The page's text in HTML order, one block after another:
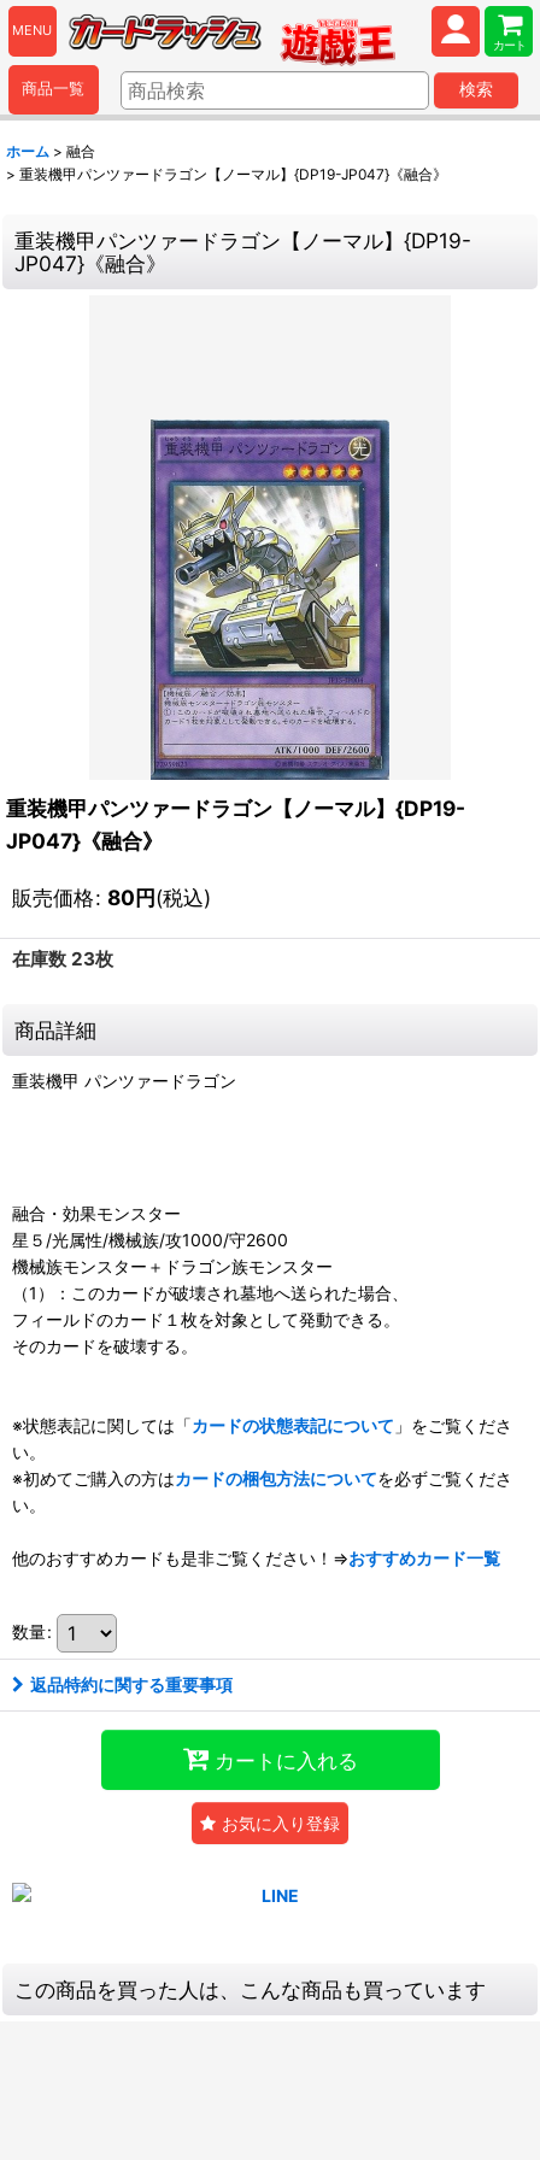
MENU
カート
商品一覧 検索
ホーム > 融合
> 重装機甲パンツァードラゴン【ノーマル】{DP19-JP047}《融合》
重装機甲パンツァードラゴン【ノーマル】{DP19-
JP047}《融合》
重装機甲パンツァードラゴン【ノーマル】{DP19-
JP047}《融合》
販売価格: 80円(税込)
在庫数 23枚
商品詳細
重装機甲 パンツァードラゴン
融合・効果モンスター
星５/光属性/機械族/攻1000/守2600
機械族モンスター＋ドラゴン族モンスター
（1）：このカードが破壊され墓地へ送られた場合、
フィールドのカード１枚を対象として発動できる。
そのカードを破壊する。
※状態表記に関しては「カードの状態表記について 」をご覧くださ
い。
※初めてご購入の方はカードの梱包方法についてを必ずご覧くださ
い。
他のおすすめカードも是非ご覧ください！⇒おすすめカード一覧
数量:
返品特約に関する重要事項
カートに入れる
お気に入り登録
この商品を買った人は、こんな商品も買っています